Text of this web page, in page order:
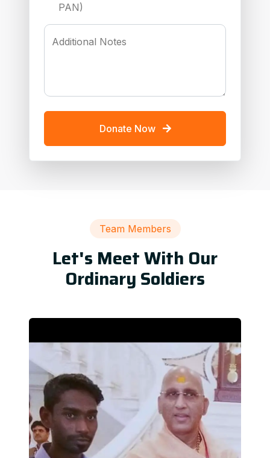
PAN)
Additional Notes
Donate Now
Team Members
Let's Meet With Our
Ordinary Soldiers